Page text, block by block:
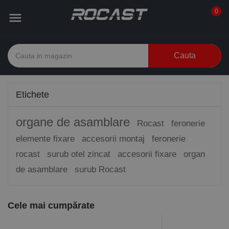
 0
Cauta
Etichete
organe de asamblare Rocast
feronerie
elemente fixare
accesorii montaj
feronerie
rocast
surub otel zincat accesorii fixare
organ
de asamblare
surub Rocast
Cele mai cumpărate